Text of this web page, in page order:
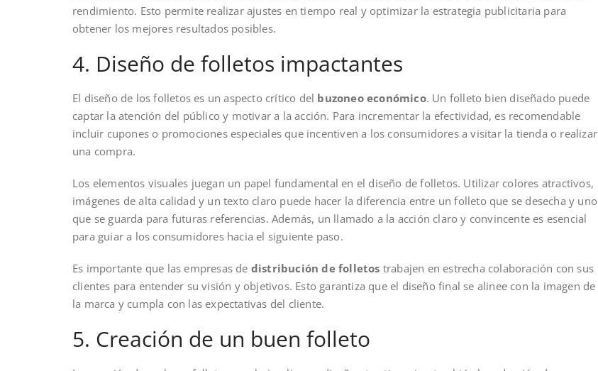
rendimiento. Esto permite realizar ajustes en tiempo real y optimizar la estrategia publicitaria para
obtener los mejores resultados posibles.
4. Diseño de folletos impactantes
El diseño de los folletos es un aspecto crítico del buzoneo económico. Un folleto bien diseñado puede
captar la atención del público y motivar a la acción. Para incrementar la efectividad, es recomendable
incluir cupones o promociones especiales que incentiven a los consumidores a visitar la tienda o realizar
una compra.
Los elementos visuales juegan un papel fundamental en el diseño de folletos. Utilizar colores atractivos,
imágenes de alta calidad y un texto claro puede hacer la diferencia entre un folleto que se desecha y uno
que se guarda para futuras referencias. Además, un llamado a la acción claro y convincente es esencial
para guiar a los consumidores hacia el siguiente paso.
Es importante que las empresas de distribución de folletos trabajen en estrecha colaboración con sus
clientes para entender su visión y objetivos. Esto garantiza que el diseño final se alinee con la imagen de
la marca y cumpla con las expectativas del cliente.
5. Creación de un buen folleto